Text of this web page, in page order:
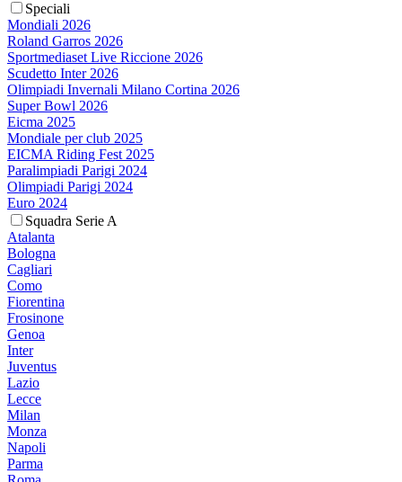
Speciali
Mondiali 2026
Roland Garros 2026
Sportmediaset Live Riccione 2026
Scudetto Inter 2026
Olimpiadi Invernali Milano Cortina 2026
Super Bowl 2026
Eicma 2025
Mondiale per club 2025
EICMA Riding Fest 2025
Paralimpiadi Parigi 2024
Olimpiadi Parigi 2024
Euro 2024
Squadra Serie A
Atalanta
Bologna
Cagliari
Como
Fiorentina
Frosinone
Genoa
Inter
Juventus
Lazio
Lecce
Milan
Monza
Napoli
Parma